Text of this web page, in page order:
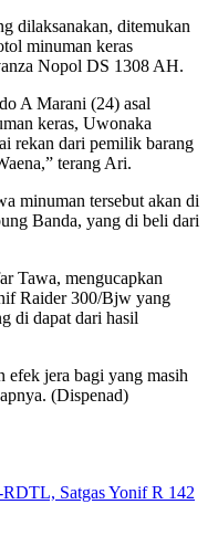
dilaksanakan, ditemukan
minuman keras
Nopol DS 1308 AH.
A Marani (24) asal
keras, Uwonaka
rekan dari pemilik barang
terang Ari.
minuman tersebut akan di
Banda, yang di beli dari
Tawa, mengucapkan
Raider 300/Bjw yang
di dapat dari hasil
efek jera bagi yang masih
(Dispenad)
Satgas Yonif R 142